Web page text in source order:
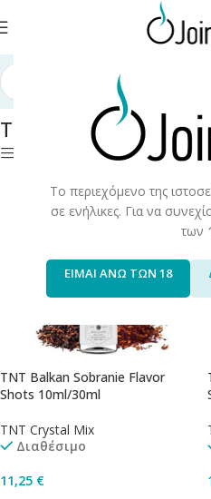
Το περιεχόμενο της
σε ενήλικες. Για να
των
ΕΙΜΑΙ ΑΝΩ ΤΩΝ 18
Υγρά Αναπλήρωσης
TNT Crystal Mix
TNT Balkan Sobranie Flavor
Shots 10ml/30ml
TNT Crystal Mix
Διαθέσιμο
11,25 €